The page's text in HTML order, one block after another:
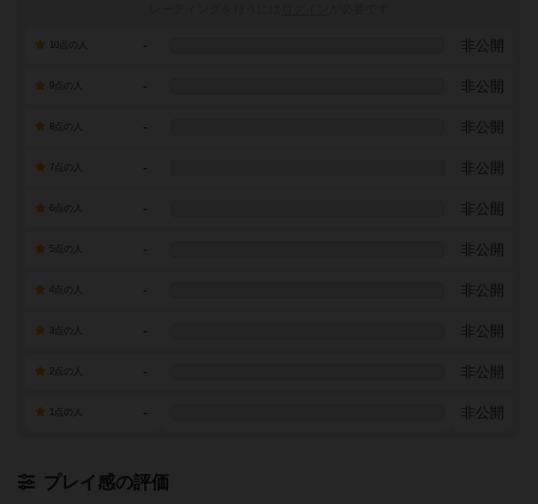
- 非公開
- 非公開
- 非公開
7点の人 - 非公開
- 非公開
- 非公開
- 非公開
- 非公開
- 非公開
- 非公開
プレイ感の評価